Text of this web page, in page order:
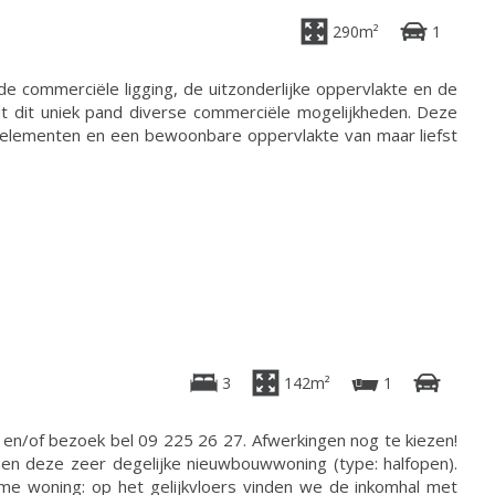
290m² 1
commerciële ligging, de uitzonderlijke oppervlakte en de
uniek pand diverse commerciële mogelijkheden. Deze
en een bewoonbare oppervlakte van maar liefst
3 142m² 1
of bezoek bel 09 225 26 27. Afwerkingen nog te kiezen!
deze zeer degelijke nieuwbouwwoning (type: halfopen).
woning: op het gelijkvloers vinden we de inkomhal met